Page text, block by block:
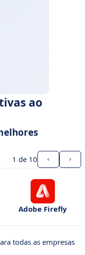
ao
1 de 10
Adobe Firefly
todas as empresas